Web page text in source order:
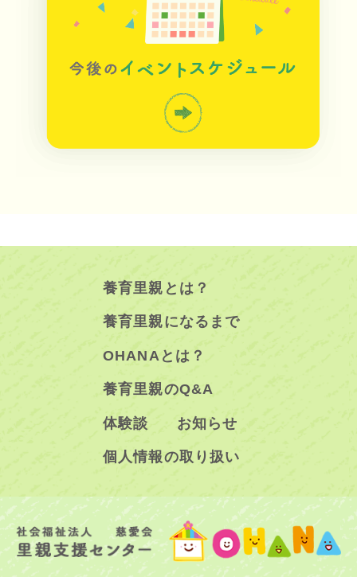
養育里親とは？
養育里親になるまで
OHANAとは？
養育里親のQ&A
体験談 お知らせ
個人情報の取り扱い